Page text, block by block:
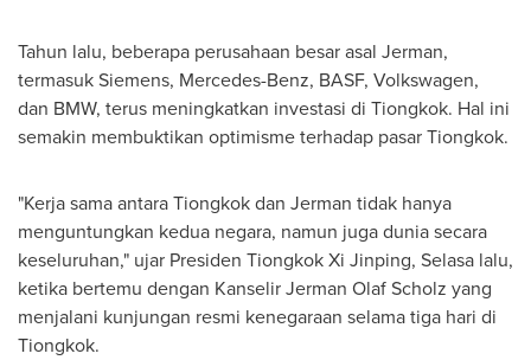
Tahun lalu, beberapa perusahaan besar asal Jerman,
termasuk Siemens, Mercedes-Benz, BASF, Volkswagen,
dan BMW, terus meningkatkan investasi di Tiongkok. Hal ini
semakin membuktikan optimisme terhadap pasar Tiongkok.
"Kerja sama antara Tiongkok dan Jerman tidak hanya
menguntungkan kedua negara, namun juga dunia secara
keseluruhan," ujar Presiden Tiongkok Xi Jinping, Selasa lalu,
ketika bertemu dengan Kanselir Jerman Olaf Scholz yang
menjalani kunjungan resmi kenegaraan selama tiga hari di
Tiongkok.